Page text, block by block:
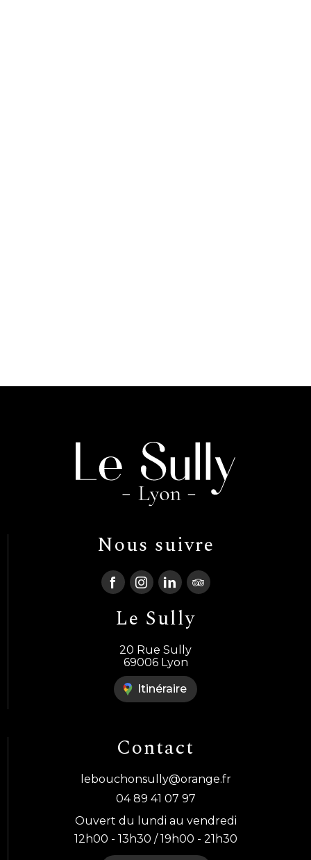
Nous suivre
Le Sully
20 Rue Sully
69006 Lyon
Itinéraire
Contact
lebouchonsully@orange.fr
04 89 41 07 97
Ouvert du lundi au vendredi
12h00 - 13h30 / 19h00 - 21h30